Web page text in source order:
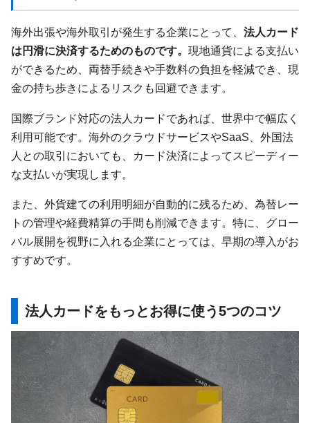
海外出張や海外取引が発生する企業にとって、 法人カード
は円滑に決済するためのものです。 現地通貨による支払い
ができるため、両替手続きや手数料の負担を軽減でき、現
金の持ち歩きによるリスクも回避できます。
国際ブランド対応の法人カードであれば、世界中で幅広く
利用可能です。海外のクラウドサービスやSaaS、外国法
人との取引においても、カード決済によってスピーディー
な支払いが実現します。
また、外貨建ての利用明細が自動的に残るため、為替レー
トの管理や経費精算の手間も削減できます。特に、グロー
バル展開を視野に入れる企業にとっては、早期の導入がお
すすめです。
法人カードをもっとお得に使う5つのコツ